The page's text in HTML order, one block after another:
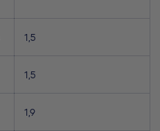
1,5
1,5
1,9